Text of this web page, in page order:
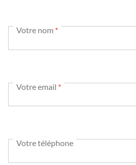
Votre nom *
Votre email *
Votre téléphone